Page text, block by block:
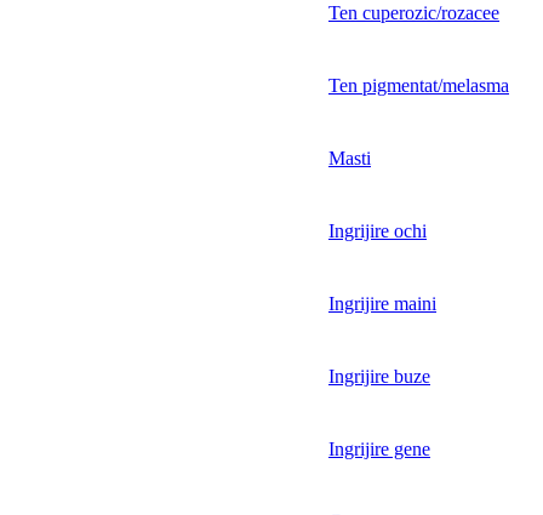
Ten cuperozic/rozacee
Ten pigmentat/melasma
Masti
Ingrijire ochi
Ingrijire maini
Ingrijire buze
Ingrijire gene